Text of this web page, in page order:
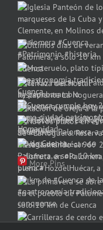
More Pins